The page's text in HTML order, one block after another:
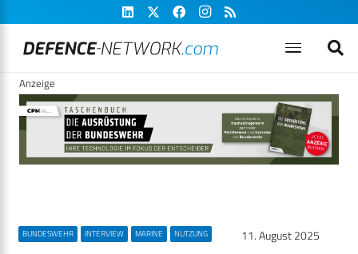
Anzeige
BUNDESWEHR INTERVIEW MARINE NUTZUNG 11. August 2025